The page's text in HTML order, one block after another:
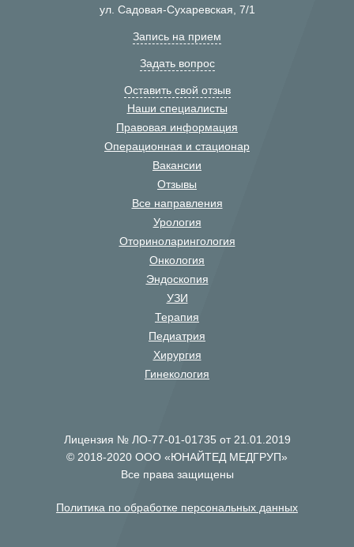
ул. Садовая-Сухаревская, 7/1
Запись на прием
Задать вопрос
Оставить свой отзыв
Наши специалисты
Правовая информация
Операционная и стационар
Вакансии
Отзывы
Все направления
Урология
Оториноларингология
Онкология
Эндоскопия
УЗИ
Терапия
Педиатрия
Хирургия
Гинекология
Лицензия № ЛО-77-01-01735 от 21.01.2019
© 2018-2020 ООО «ЮНАЙТЕД МЕДГРУП»
Все права защищены
Политика по обработке персональных данных